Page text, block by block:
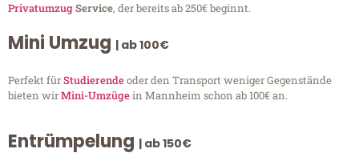
PrivatumzugService, der bereits ab 250€ beginnt.
Mini Umzug | ab 100€
Perfekt fürStudierendeoder den Transport weniger Gegenstände
bieten wirMini-Umzügein Mannheim schon ab 100€ an.
Entrümpelung | ab 150€